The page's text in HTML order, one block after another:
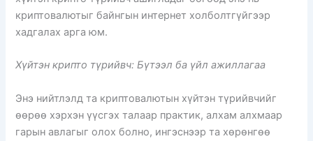
криптовалютыг байнгын интернет холболтгүйгээр
хадгалах арга юм.
Хүйтэн крипто түрийвч: Бүтээл ба үйл ажиллагаа
Энэ нийтлэлд та криптовалютын хүйтэн түрийвчийг
өөрөө хэрхэн үүсгэх талаар практик, алхам алхмаар
гарын авлагыг олох болно, ингэснээр та хөрөнгөө